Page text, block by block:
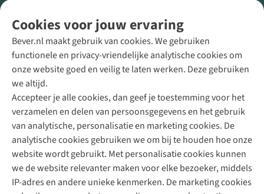
Cookies voor jouw ervaring
Bever.nl maakt gebruik van cookies. We gebruiken
functionele en privacy-vriendelijke analytische cookies om
onze website goed en veilig te laten werken. Deze gebruiken
we altijd.
Accepteer je alle cookies, dan geef je toestemming voor het
verzamelen en delen van persoonsgegevens en het gebruik
van analytische, personalisatie en marketing cookies. De
analytische cookies gebruiken we om bij te houden hoe onze
website wordt gebruikt. Met personalisatie cookies kunnen
we de website relevanter maken voor elke bezoeker, middels
IP-adres en andere unieke kenmerken. De marketing cookies
Direct advies van een Buitenexpert
+31 (0)85 888 50 88
+31 6 12 28 49 80
Contactformulier